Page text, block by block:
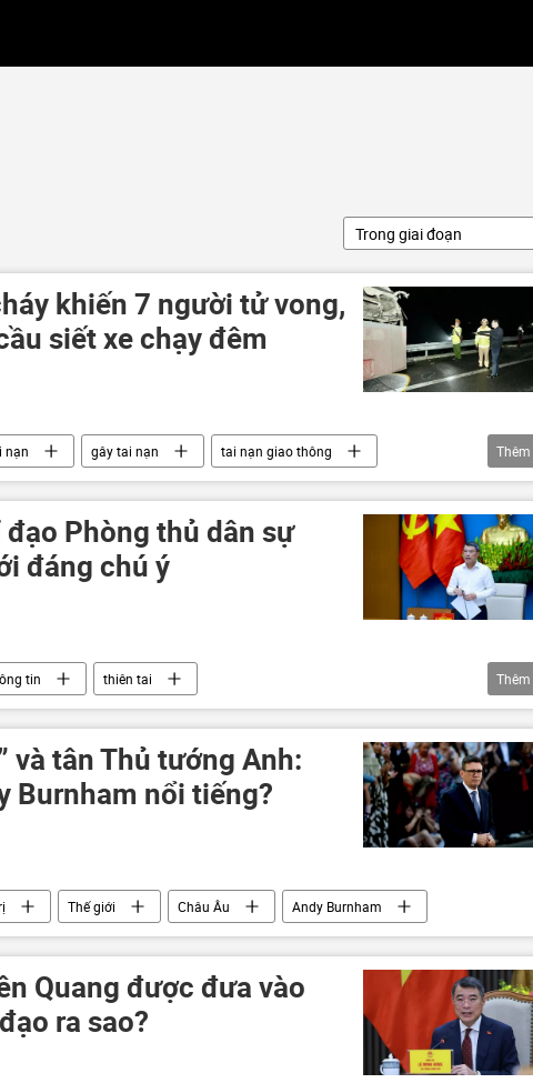
Trong giai đoạn
khiến 7 người tử vong,
siết xe chạy đêm
nạn gây tai nạn
tai nạn giao thông
cháy bốc cháy
Bộ Công an Việt Nam
Thêm
Phòng thủ dân sự
đáng chú ý
tin
thiên tai
ở Việt Nam
Chính sách
Lê Minh Hưng
Thêm
và tân Thủ tướng Anh:
Burnham nổi tiếng?
Thế giới Châu Âu Andy Burnham
Quang được đưa vào
ra sao?